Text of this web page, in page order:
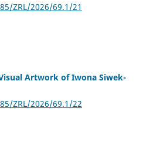
ZRL/2026/69.1/21
Artwork of Iwona Siwek-
ZRL/2026/69.1/22